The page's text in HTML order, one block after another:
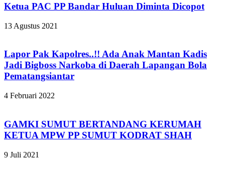
Ketua PAC PP Bandar Huluan Diminta Dicopot
13 Agustus 2021
Lapor Pak Kapolres..!! Ada Anak Mantan Kadis
Jadi Bigboss Narkoba di Daerah Lapangan Bola
Pematangsiantar
4 Februari 2022
GAMKI SUMUT BERTANDANG KERUMAH
KETUA MPW PP SUMUT KODRAT SHAH
9 Juli 2021